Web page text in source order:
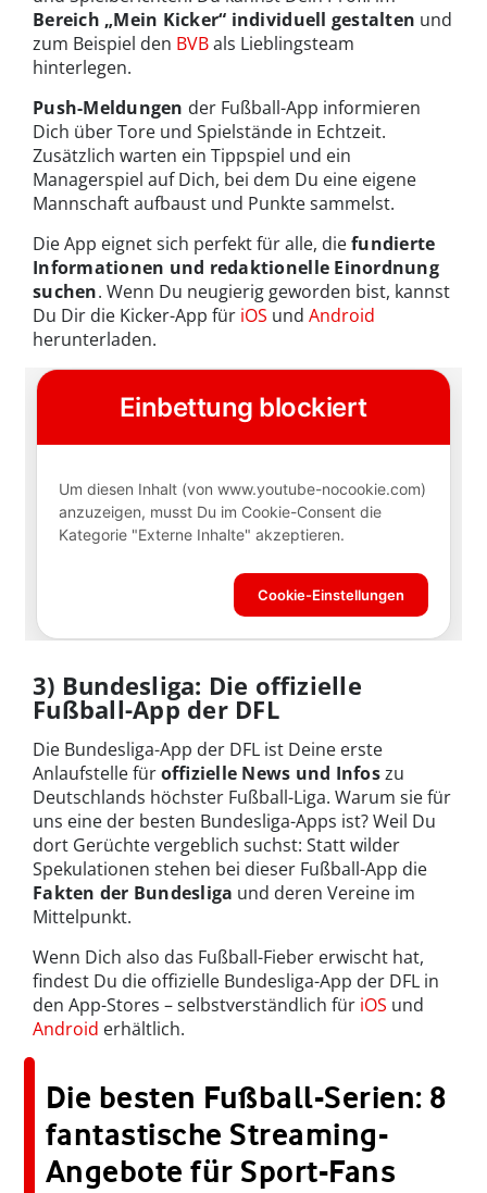
Bereich „Mein Kicker“ individuell gestalten und
zum Beispiel den BVBals Lieblingsteam
hinterlegen.
Push-Meldungen der Fußball-App informieren
Dich über Tore und Spielstände in Echtzeit.
Zusätzlich warten ein Tippspiel und ein
Managerspiel auf Dich, bei dem Du eine eigene
Mannschaft aufbaust und Punkte sammelst.
Die App eignet sich perfekt für alle, diefundierte
Informationen und redaktionelle Einordnung
suchen. Wenn Du neugierig geworden bist, kannst
Du Dir die Kicker-App für iOS und Android
herunterladen.
3) Bundesliga: Die offizielle
Fußball-App der DFL
Die Bundesliga-App der DFL ist Deine erste
Anlaufstelle füroffizielle News und Infoszu
Deutschlands höchster Fußball-Liga. Warum sie für
uns eine der besten Bundesliga-Apps ist? Weil Du
dort Gerüchte vergeblich suchst: Statt wilder
Spekulationen stehen bei dieser Fußball-App die
Fakten der Bundesliga und deren Vereine im
Mittelpunkt.
Wenn Dich also das Fußball-Fieber erwischt hat,
findest Du die offizielle Bundesliga-App der DFL in
den App-Stores – selbstverständlich für iOS und
Android erhältlich.
Die besten Fußball-Serien: 8
fantastische Streaming-
Angebote für Sport-Fans